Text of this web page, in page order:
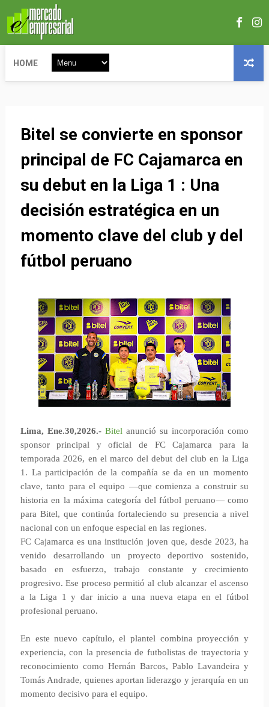
HOME
Bitel se convierte en sponsor
principal de FC Cajamarca en
su debut en la Liga 1 : Una
decisión estratégica en un
momento clave del club y del
fútbol peruano
Lima, Ene.30,2026.- Bitel anunció su incorporación como
sponsor principal y oficial de FC Cajamarca para la
temporada 2026, en el marco del debut del club en la Liga
1. La participación de la compañía se da en un momento
clave, tanto para el equipo —que comienza a construir su
historia en la máxima categoría del fútbol peruano— como
para Bitel, que continúa fortaleciendo su presencia a nivel
nacional con un enfoque especial en las regiones.
FC Cajamarca es una institución joven que, desde 2023, ha
venido desarrollando un proyecto deportivo sostenido,
basado en esfuerzo, trabajo constante y crecimiento
progresivo. Ese proceso permitió al club alcanzar el ascenso
a la Liga 1 y dar inicio a una nueva etapa en el fútbol
profesional peruano.
En este nuevo capítulo, el plantel combina proyección y
experiencia, con la presencia de futbolistas de trayectoria y
reconocimiento como Hernán Barcos, Pablo Lavandeira y
Tomás Andrade, quienes aportan liderazgo y jerarquía en un
momento decisivo para el equipo.